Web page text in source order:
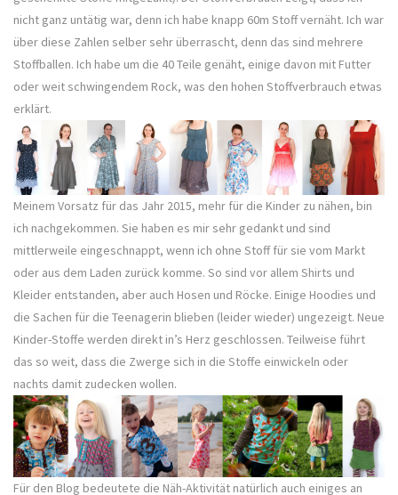
nicht ganz untätig war, denn ich habe knapp 60m Stoff vernäht. Ich war
über diese Zahlen selber sehr überrascht, denn das sind mehrere
Stoffballen. Ich habe um die 40 Teile genäht, einige davon mit Futter
oder weit schwingendem Rock, was den hohen Stoffverbrauch etwas
erklärt.
Meinem Vorsatz für das Jahr 2015, mehr für die Kinder zu nähen, bin
ich nachgekommen. Sie haben es mir sehr gedankt und sind
mittlerweile eingeschnappt, wenn ich ohne Stoff für sie vom Markt
oder aus dem Laden zurück komme. So sind vor allem Shirts und
Kleider entstanden, aber auch Hosen und Röcke. Einige Hoodies und
die Sachen für die Teenagerin blieben (leider wieder) ungezeigt. Neue
Kinder-Stoffe werden direkt in’s Herz geschlossen. Teilweise führt
das so weit, dass die Zwerge sich in die Stoffe einwickeln oder
nachts damit zudecken wollen.
Für den Blog bedeutete die Näh-Aktivität natürlich auch einiges an